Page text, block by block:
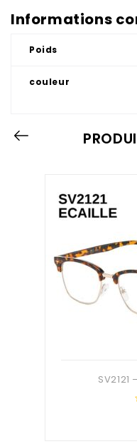
Informations
Poids
couleur